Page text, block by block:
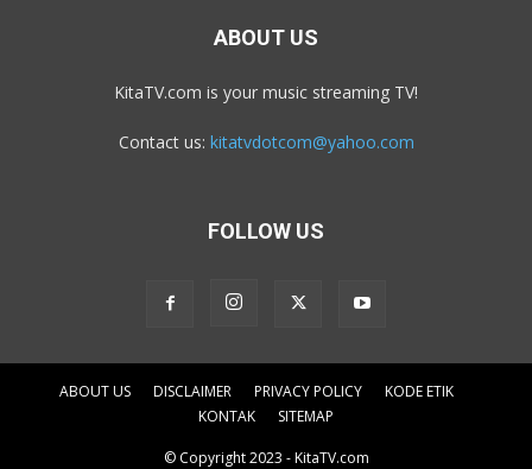
ABOUT US
KitaTV.com is your music streaming TV!
Contact us: kitatvdotcom@yahoo.com
FOLLOW US
ABOUT US DISCLAIMER PRIVACY POLICY
KODE ETIK
KONTAK
SITEMAP
© Copyright 2023 - KitaTV.com